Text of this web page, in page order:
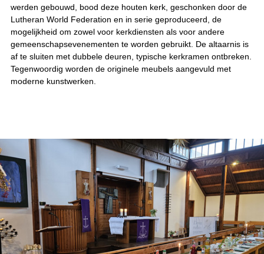
werden gebouwd, bood deze houten kerk, geschonken door de
Lutheran World Federation en in serie geproduceerd, de
mogelijkheid om zowel voor kerkdiensten als voor andere
gemeenschapsevenementen te worden gebruikt. De altaarnis is
af te sluiten met dubbele deuren, typische kerkramen ontbreken.
Tegenwoordig worden de originele meubels aangevuld met
moderne kunstwerken.